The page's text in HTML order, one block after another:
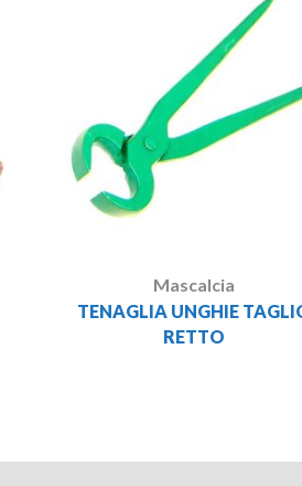
Mascalcia
TENAGLIA UNGHIE
RETTO